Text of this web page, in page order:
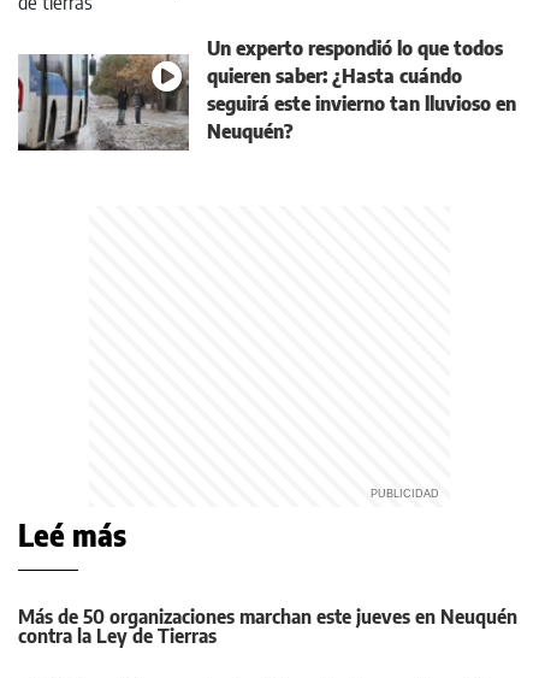
Un experto respondió lo que todos
quieren saber: ¿Hasta cuándo
seguirá este invierno tan lluvioso en
Neuquén?
Leé más
Más de 50 organizaciones marchan este jueves en Neuquén
contra la Ley de Tierras